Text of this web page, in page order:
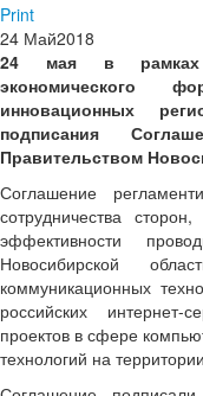
Print
24 Май2018
24 мая в рамках
экономического
инновационных
подписания
Правительством
Соглашение
сотрудничества
эффективности
Новосибирской
коммуникационных
российских интернет-
проектов в сфере
технологий на